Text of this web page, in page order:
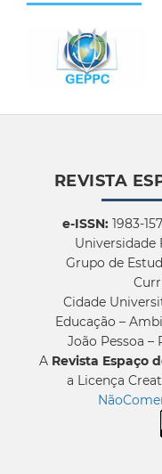
REVISTA
e-ISSN:1983-
Universidade
Grupo de
Cidade
Educação –
João Pessoa –
A Revista Espaço
a Licença